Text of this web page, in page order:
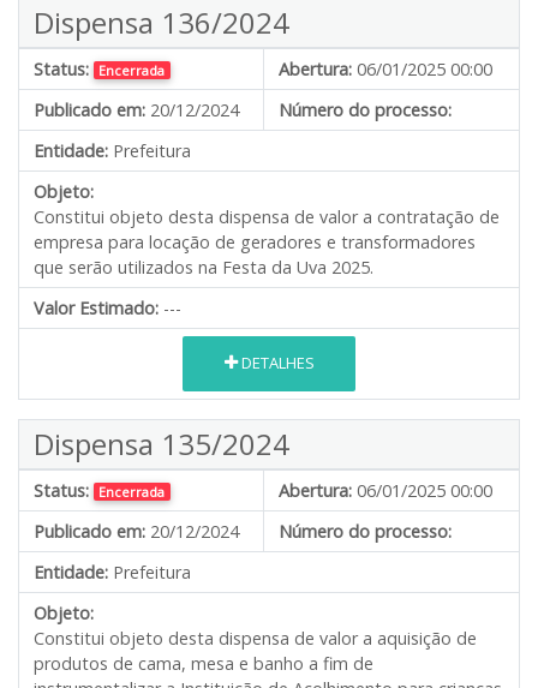
Dispensa 136/2024
Status: Encerrada Abertura: 06/01/2025 00:00
Publicado em: 20/12/2024
Número do processo:
Entidade: Prefeitura
Objeto:
Constitui objeto desta dispensa de valor a contratação de
empresa para locação de geradores e transformadores
que serão utilizados na Festa da Uva 2025.
Valor Estimado: ---
DETALHES
Dispensa 135/2024
Status: Encerrada Abertura: 06/01/2025 00:00
Publicado em: 20/12/2024
Número do processo:
Entidade: Prefeitura
Objeto:
Constitui objeto desta dispensa de valor a aquisição de
produtos de cama, mesa e banho a fim de